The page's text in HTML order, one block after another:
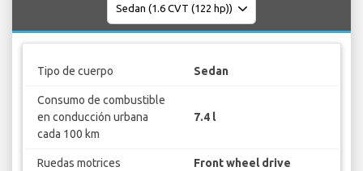
Tipo de cuerpo Sedan
Consumo de combustible
en conducción urbana
cada 100 km
7.4 l
Ruedas motrices Front wheel drive